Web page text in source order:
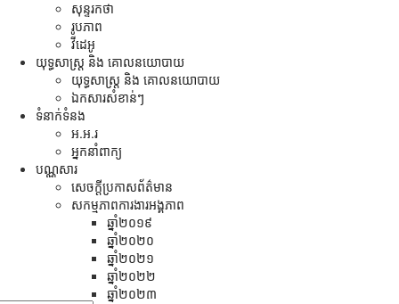
សុន្ទរកថា
រូបភាព
វីដេអូ
យុទ្ធសាស្រ្ត និង គោលនយោបាយ
យុទ្ធសាស្រ្ត និង គោលនយោបាយ
ឯកសារសំខាន់ៗ
ទំនាក់ទំនង
អ.អ.រ
អ្នកនាំពាក្យ
បណ្ណសារ
សេចក្តីប្រកាសព័ត៌មាន
សកម្មភាពការងារអង្គភាព
ឆ្នាំ២០១៩
ឆ្នាំ២០២០
ឆ្នាំ២០២១
ឆ្នាំ២០២២
ឆ្នាំ២០២៣